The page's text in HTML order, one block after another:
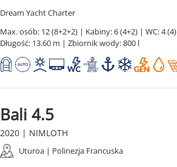
Dream Yacht Charter
Max. osób: 12 (8+2+2) | Kabiny: 6 (4+2) | WC: 4 (4)
Długość: 13.60 m | Zbiornik wody: 800 l
Bali 4.5
2020 | NIMLOTH
Uturoa | Polinezja Francuska